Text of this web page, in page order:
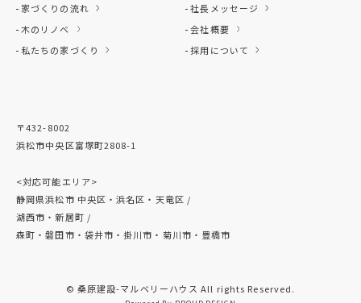
家づくりの流れ
木のリノベ
私たちの家づくり
社長メッセージ
会社概要
採用について
〒432-8002
浜松市中央区富塚町2808-1
<対応可能エリア>
静岡県浜松市 中央区・浜名区・天竜区 /
湖西市・新居町 /
森町・磐田市・袋井市・掛川市・菊川市・豊橋市
© 桑原建設-マルベリーハウス All rights Reserved.